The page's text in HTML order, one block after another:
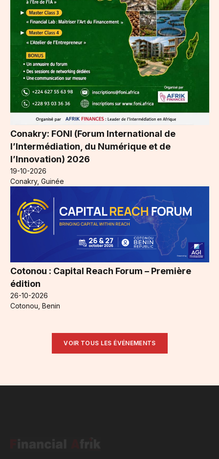
Conakry: FONI (Forum International de
l’Intermédiation, du Numérique et de
l’Innovation) 2026
19-10-2026
Conakry, Guinée
Cotonou : Capital Reach Forum – Première
édition
26-10-2026
Cotonou, Benin
VOIR TOUS LES ÉVÉNEMENTS